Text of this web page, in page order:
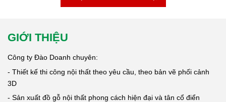
GIỚI THIỆU
Công ty Đào Doanh chuyên:
- Thiết kế thi công nội thất theo yêu cầu, theo bản vẽ phối cảnh
3D
- Sản xuất đồ gỗ nội thất phong cách hiện đại và tân cổ điển